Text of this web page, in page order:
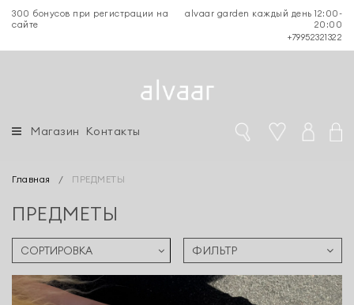
300 бонусов при регистрации на
сайте
alvaar garden каждый день 12:00-
20:00
+79952321322
Магазин Контакты
Главная / ПРЕДМЕТЫ
ПРЕДМЕТЫ
ФИЛЬТР